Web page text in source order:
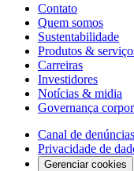
Contato
Quem somos
Sustentabilidade
Produtos &
Carreiras
Investidores
Notícias & midia
Governança
Canal de
Privacidade de
Gerenciar cookies